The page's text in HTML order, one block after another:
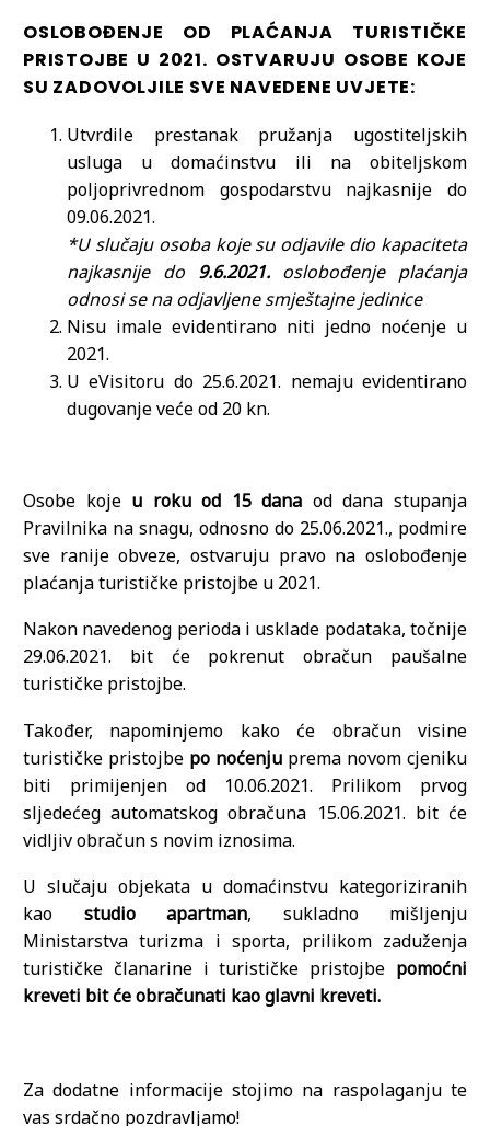
OSLOBOĐENJE OD PLAĆANJA TURISTIČKE
PRISTOJBE U 2021. OSTVARUJU OSOBE KOJE
SU ZADOVOLJILE SVE NAVEDENE UVJETE:
Utvrdile prestanak pružanja ugostiteljskih
usluga u domaćinstvu ili na obiteljskom
poljoprivrednom gospodarstvu najkasnije do
09.06.2021.
*U slučaju osoba koje su odjavile dio kapaciteta
najkasnije do 9.6.2021.oslobođenje plaćanja
odnosi se na odjavljene smještajne jedinice
Nisu imale evidentirano niti jedno noćenje u
2021.
U eVisitoru do 25.6.2021. nemaju evidentirano
dugovanje veće od 20 kn.
Osobe koje u roku od 15 dana od dana stupanja
Pravilnika na snagu, odnosno do 25.06.2021., podmire
sve ranije obveze, ostvaruju pravo na oslobođenje
plaćanja turističke pristojbe u 2021.
Nakon navedenog perioda i usklade podataka, točnije
29.06.2021. bit će pokrenut obračun paušalne
turističke pristojbe.
Također, napominjemo kako će obračun visine
turističke pristojbe po noćenju prema novom cjeniku
biti primijenjen od 10.06.2021. Prilikom prvog
sljedećeg automatskog obračuna 15.06.2021. bit će
vidljiv obračun s novim iznosima.
U slučaju objekata u domaćinstvu kategoriziranih
kao studio apartman, sukladno mišljenju
Ministarstva turizma i sporta, prilikom zaduženja
turističke članarine i turističke pristojbe pomoćni
kreveti bit će obračunati kao glavni kreveti.
Za dodatne informacije stojimo na raspolaganju te
vas srdačno pozdravljamo!